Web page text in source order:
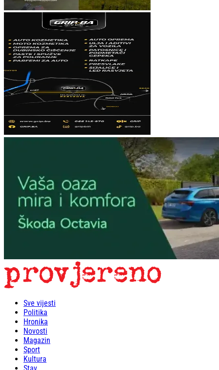
Sve vijesti
Politika
Hronika
Novosti
Magazin
Sport
Kultura